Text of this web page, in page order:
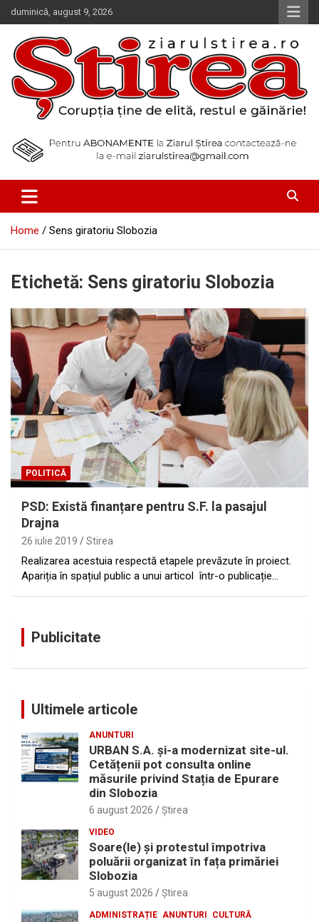
Skip
to
content
duminică, august 9, 2026
Ziarul Știrea
Home Sens giratoriu Slobozia
Etichetă: Sens giratoriu Slobozia
POLITICĂ
PSD: Există finanțare pentru S.F. la pasajul
Drajna
26 iulie 2019 Stirea
Realizarea acestuia respectă etapele prevăzute în proiect.
Apariția în spațiul public a unui articol într-o publicație…
Publicitate
Ultimele articole
ANUNTURI
URBAN S.A. și-a modernizat site-ul.
Cetățenii pot consulta online
măsurile privind Stația de Epurare
din Slobozia
6 august 2026 Ştirea
VIDEO
Soare(le) și protestul împotriva
poluării organizat în fața primăriei
Slobozia
5 august 2026 Ştirea
ADMINISTRAȚIE ANUNTURI CULTURĂ